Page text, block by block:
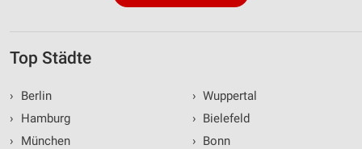
Top Städte
›
Berlin
›
Hamburg
›
München
› Wuppertal
› Bielefeld
› Bonn